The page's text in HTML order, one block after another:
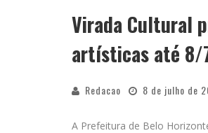
Virada Cultural
artísticas até 8/
Redacao 8 de julho de
A Prefeitura de Belo